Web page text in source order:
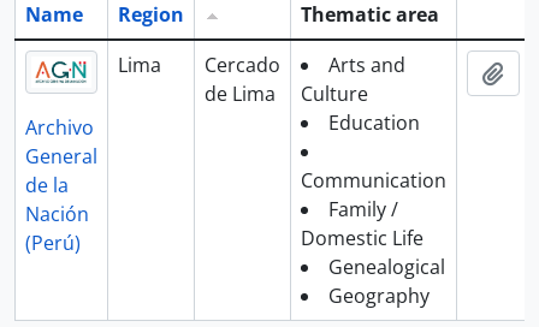
Name Region
Thematic area
Archivo
General
de la
Nación
(Perú)
Lima
Cercado
de Lima
Arts and
Culture
Education
Communication
Family /
Domestic Life
Genealogical
Geography